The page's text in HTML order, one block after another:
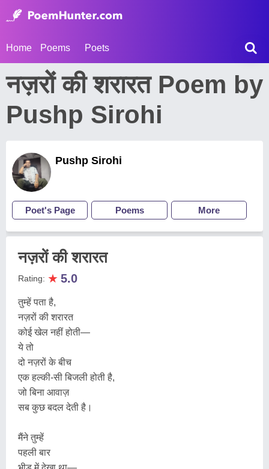
Home Poems Poets
नज़रों की शरारत Poem by
Pushp Sirohi
Pushp Sirohi
Poet's Page Poems More
नज़रों की शरारत
Rating: ★ 5.0
तुम्हें पता है,
नज़रों की शरारत
कोई खेल नहीं होती—
ये तो
दो नज़रों के बीच
एक हल्की-सी बिजली होती है,
जो बिना आवाज़
सब कुछ बदल देती है।
मैंने तुम्हें
पहली बार